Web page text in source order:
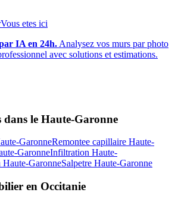
Vous etes ici
IA en 24h. Analysez vos murs par photo
avec solutions et estimations.
dans le Haute-Garonne
GaronneRemontee capillaire Haute-
GaronneInfiltration Haute-
Haute-GaronneSalpetre Haute-Garonne
en Occitanie